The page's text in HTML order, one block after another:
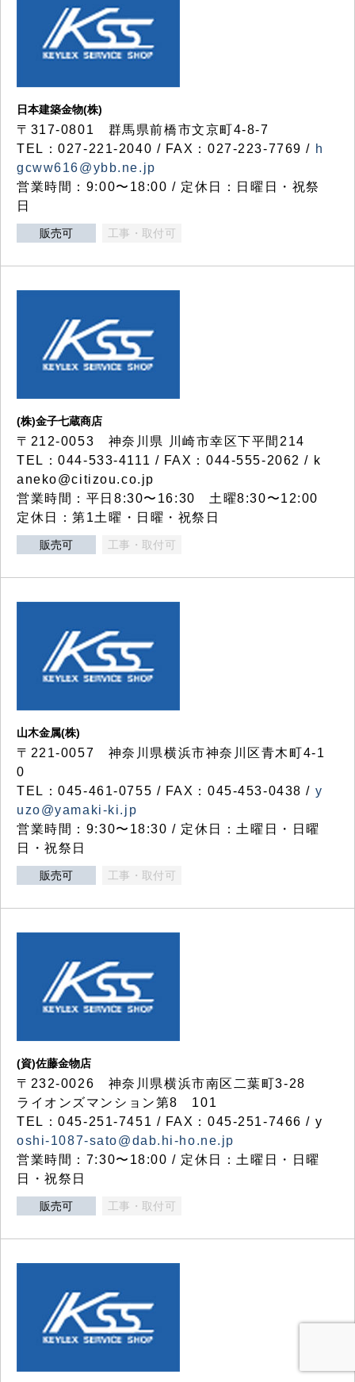
日本建築金物(株)
〒317‐0801 群馬県前橋市文京町4-8-7
TEL：027-221-2040 / FAX：027-223-7769 / h
gcww616@ybb.ne.jp
営業時間：9:00〜18:00 / 定休日：日曜日・祝祭
日
販売可 工事・取付可
(株)金子七蔵商店
〒212-0053 神奈川県 川崎市幸区下平間214
TEL：044-533-4111 / FAX：044-555-2062 / k
aneko@citizou.co.jp
営業時間：平日8:30〜16:30 土曜8:30〜12:00
定休日：第1土曜・日曜・祝祭日
販売可 工事・取付可
山木金属(株)
〒221-0057 神奈川県横浜市神奈川区青木町4-1
0
TEL：045-461-0755 / FAX：045-453-0438 / y
uzo@yamaki-ki.jp
営業時間：9:30〜18:30 / 定休日：土曜日・日曜
日・祝祭日
販売可 工事・取付可
(資)佐藤金物店
〒232-0026 神奈川県横浜市南区二葉町3-28
ライオンズマンション第8 101
TEL：045-251-7451 / FAX：045-251-7466 / y
oshi-1087-sato@dab.hi-ho.ne.jp
営業時間：7:30〜18:00 / 定休日：土曜日・日曜
日・祝祭日
販売可 工事・取付可